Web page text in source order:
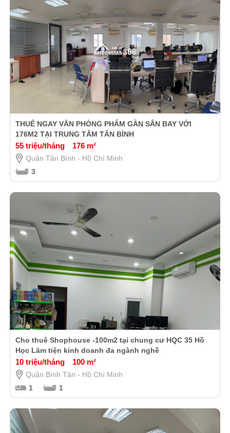
THUÊ NGAY VĂN PHÒNG PHẨM GẦN SÂN BAY VỚI
176M2 TẠI TRUNG TÂM TÂN BÌNH
55 triệu/tháng 176 m²
Quận Tân Bình - Hồ Chí Minh
3
Cho thuê Shophouse -100m2 tại chung cư HQC 35 Hồ
Học Lãm tiện kinh doanh đa ngành nghề
10 triệu/tháng 100 m²
Quận Bình Tân - Hồ Chí Minh
1
1